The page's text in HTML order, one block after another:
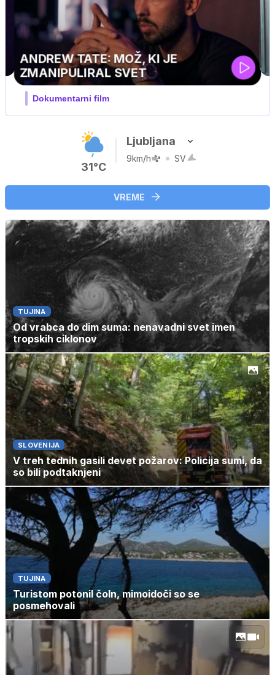
31°C
Ljubljana
9km/h SV
VREME
TUJINA
Od vrabca do dim suma: nenavadni svet imen
tropskih ciklonov
SLOVENIJA
V treh tednih gasili devet požarov: Policija sumi, da
so bili podtaknjeni
TUJINA
Turistom potonil čoln, mimoidoči so se
posmehovali